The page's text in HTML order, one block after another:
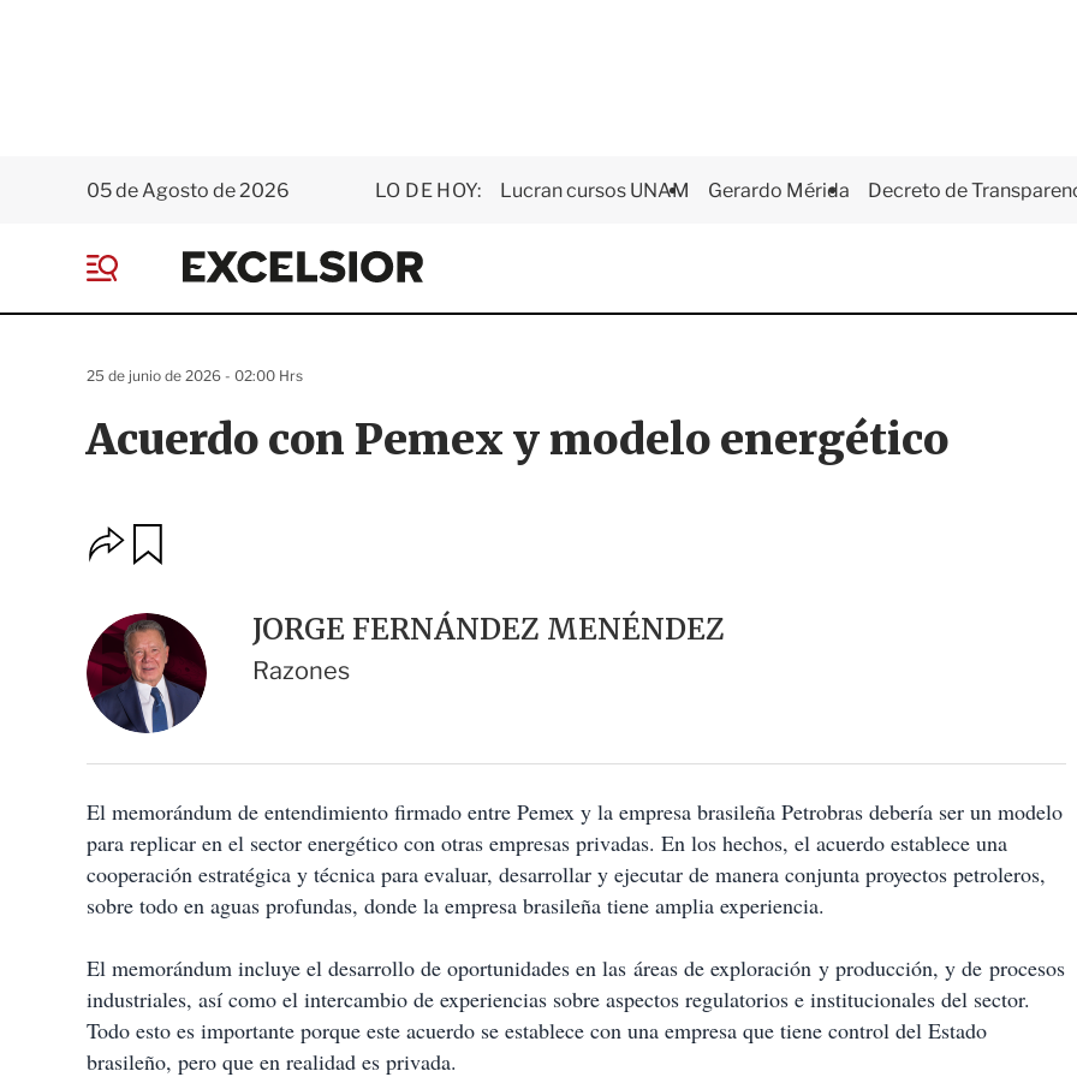
05 de Agosto de 2026 LO DE HOY: Lucran cursos UNAM Gerardo Mérida Decreto de
E
x
e
r
e
Acuerdo con Pemex y modelo energético
25 de junio de 2026 - 02:00 Hrs
O
p
o
n
e
d
e
c
m
a
r
t
d
a
r
JORGE FERNÁNDEZ MENÉNDEZ
Razones
El memorándum de entendimiento firmado entre Pemex y la empresa brasileña Petrobras debería ser un modelo
para replicar en el sector energético con otras empresas privadas. En los hechos, el acuerdo establece una
cooperación estratégica y técnica para evaluar, desarrollar y ejecutar de manera conjunta proyectos petroleros,
sobre todo en aguas profundas, donde la empresa brasileña tiene amplia experiencia.
El memorándum incluye el desarrollo de oportunidades en las áreas de exploración y producción, y de procesos
industriales, así como el intercambio de experiencias sobre aspectos regulatorios e institucionales del sector.
Todo esto es importante porque este acuerdo se establece con una empresa que tiene control del Estado
brasileño, pero que en realidad es privada.